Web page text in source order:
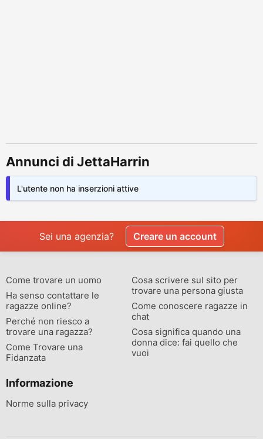
Annunci di JettaHarrin
L'utente non ha inserzioni attive
Sei una agenzia? Creare un account
Come trovare un uomo
Ha senso contattare le
ragazze online?
Perché non riesco a
trovare una ragazza?
Come Trovare una
Fidanzata
Cosa scrivere sul sito per
trovare una persona giusta
Come conoscere ragazze in
chat
Cosa significa quando una
donna dice: fai quello che
vuoi
Informazione
Norme sulla privacy